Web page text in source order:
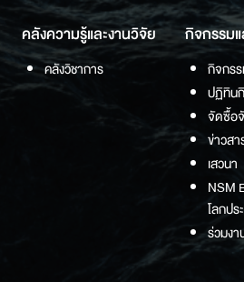
คลังความรู้และงานวิจัย
คลังวิชาการ
กิจกรรม
กิจกร
ปฏิทิน
จัดซื้อ
ข่าวส
เสวนา
NSM
โลกป
ร่วมงา